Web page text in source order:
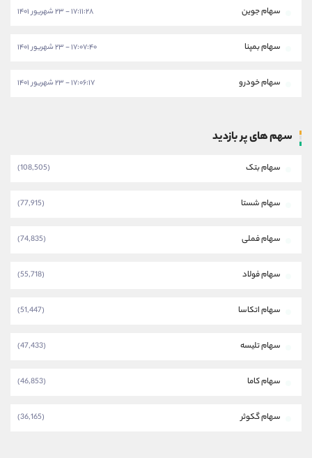
سهام جوین ۱۷:۱۱:۲۸ - ۲۳ شهریور ۱۴۰۱
سهام بمپنا ۱۷:۰۷:۴۰ - ۲۳ شهریور ۱۴۰۱
سهام خودرو ۱۷:۰۶:۱۷ - ۲۳ شهریور ۱۴۰۱
سهم های پر بازدید
سهام بتک (108,505)
سهام شستا (77,915)
سهام فملی (74,835)
سهام فولاد (55,718)
سهام اتکاسا (51,447)
سهام تلیسه (47,433)
سهام کاما (46,853)
سهام گکوثر (36,165)